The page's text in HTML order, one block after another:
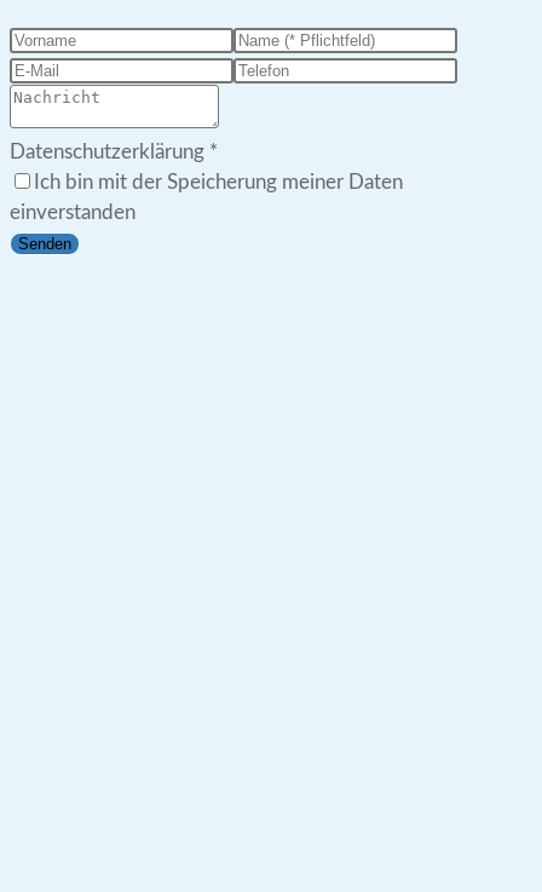
Datenschutzerklärung *
Ich bin mit der Speicherung meiner Daten
einverstanden
Senden